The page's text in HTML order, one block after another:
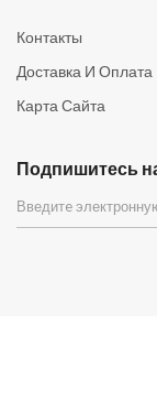
Контакты
Доставка И Оплата
Карта Сайта
Подпишитесь